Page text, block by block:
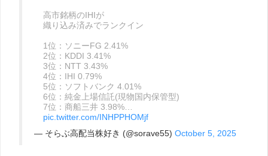
高市銘柄のIHIが
織り込み済みでランクイン
1位：ソニーFG 2.41%
2位：KDDI 3.41%
3位：NTT 3.43%
4位：IHI 0.79%
5位：ソフトバンク 4.01%
6位：純金上場信託(現物国内保管型)
7位：商船三井 3.98%…
pic.twitter.com/INHPPHOMjf
— そらぶ高配当株好き (@sorave55) October 5, 2025